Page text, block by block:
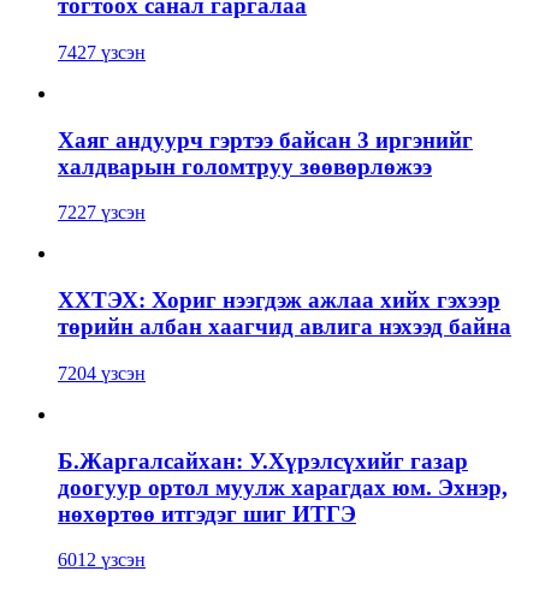
тогтоох санал гаргалаа
7427 үзсэн
Хаяг андуурч гэртээ байсан 3 иргэнийг
халдварын голомтруу зөөвөрлөжээ
7227 үзсэн
ХХТЭХ: Хориг нээгдэж ажлаа хийх гэхээр
төрийн албан хаагчид авлига нэхээд байна
7204 үзсэн
Б.Жаргалсайхан: У.Хүрэлсүхийг газар
доогуур ортол муулж харагдах юм. Эхнэр,
нөхөртөө итгэдэг шиг ИТГЭ
6012 үзсэн